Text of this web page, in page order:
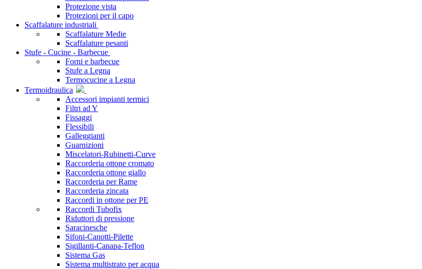
Protezione vista
Protezioni per il capo
Scaffalature industriali
Scaffalature Medie
Scaffalature pesanti
Stufe - Cucine - Barbecue
Forni e barbecue
Stufe a Legna
Termocucine a Legna
Termoidraulica
Accessori impianti termici
Filtri ad Y
Fissaggi
Flessibili
Galleggianti
Guarnizioni
Miscelatori-Rubinetti-Curve
Raccorderia ottone cromato
Raccorderia ottone giallo
Raccorderia per Rame
Raccorderia zincata
Raccordi in ottone per PE
Raccordi Tubofix
Riduttori di pressione
Saracinesche
Sifoni-Canotti-Pilette
Sigillanti-Canapa-Teflon
Sistema Gas
Sistema multistrato per acqua